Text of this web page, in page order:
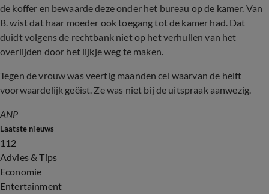
de koffer en bewaarde deze onder het bureau op de kamer. Van
B. wist dat haar moeder ook toegang tot de kamer had. Dat
duidt volgens de rechtbank niet op het verhullen van het
overlijden door het lijkje weg te maken.
Tegen de vrouw was veertig maanden cel waarvan de helft
voorwaardelijk geëist. Ze was niet bij de uitspraak aanwezig.
ANP
Laatste nieuws
112
Advies & Tips
Economie
Entertainment